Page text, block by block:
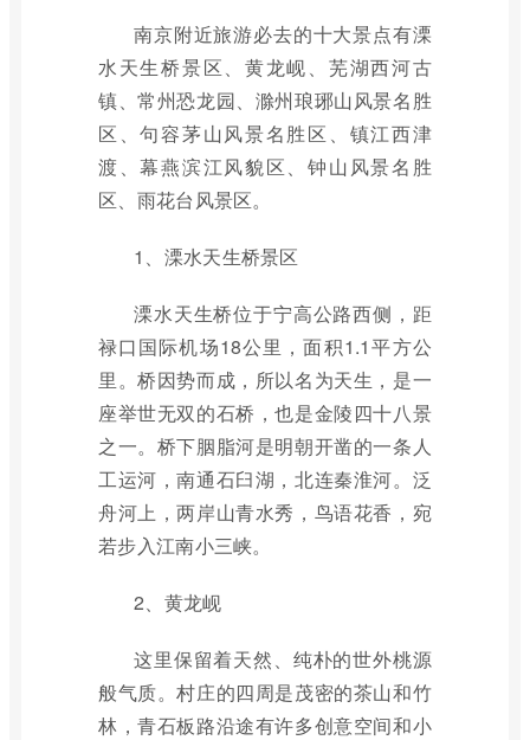
南京附近旅游必去的十大景点有溧
水天生桥景区、黄龙岘、芜湖西河古
镇、常州恐龙园、滁州琅琊山风景名胜
区、句容茅山风景名胜区、镇江西津
渡、幕燕滨江风貌区、钟山风景名胜
区、雨花台风景区。
1、溧水天生桥景区
溧水天生桥位于宁高公路西侧，距
禄口国际机场18公里，面积1.1平方公
里。桥因势而成，所以名为天生，是一
座举世无双的石桥，也是金陵四十八景
之一。桥下胭脂河是明朝开凿的一条人
工运河，南通石臼湖，北连秦淮河。泛
舟河上，两岸山青水秀，鸟语花香，宛
若步入江南小三峡。
2、黄龙岘
这里保留着天然、纯朴的世外桃源
般气质。村庄的四周是茂密的茶山和竹
林，青石板路沿途有许多创意空间和小